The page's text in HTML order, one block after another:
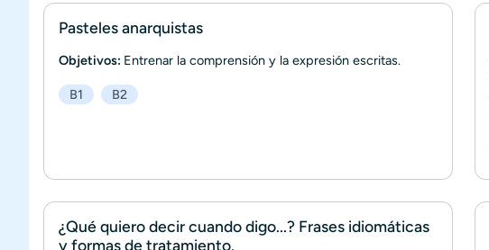
Pasteles anarquistas
Objetivos: Entrenar la comprensión y la expresión escritas.
B1 B2
¿Qué quiero decir cuando digo...? Frases idiomáticas
y formas de tratamiento.